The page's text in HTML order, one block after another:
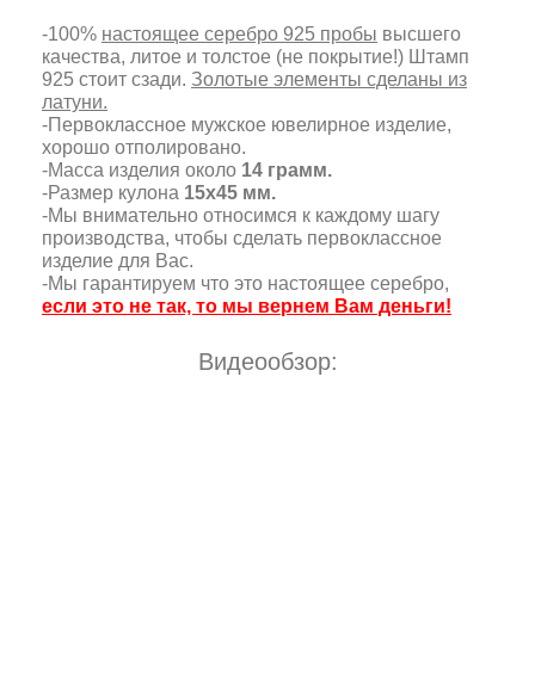
-100% настоящее серебро 925 пробы высшего
качества, литое и толстое (не покрытие!) Штамп
925 стоит сзади. Золотые элементы сделаны из
латуни.
-Первоклассное мужское ювелирное изделие,
хорошо отполировано.
-Масса изделия около 14 грамм.
-Размер кулона 15х45 мм.
-Мы внимательно относимся к каждому шагу
производства, чтобы сделать первоклассное
изделие для Вас.
-Мы гарантируем что это настоящее серебро,
если это не так, то мы вернем Вам деньги!
Видеообзор: